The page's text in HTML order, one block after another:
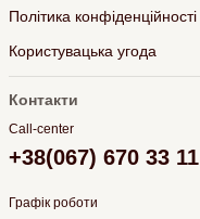
Політика конфіденційності
Користувацька угода
Контакти
Call-center
+38(067) 670 33 11
Графік роботи